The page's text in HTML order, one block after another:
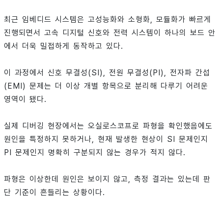
최근 임베디드 시스템은 고성능화와 소형화, 모듈화가 빠르게
진행되면서 고속 디지털 신호와 전력 시스템이 하나의 보드 안
에서 더욱 밀접하게 동작하고 있다.
이 과정에서 신호 무결성(SI), 전원 무결성(PI), 전자파 간섭
(EMI) 문제는 더 이상 개별 항목으로 분리해 다루기 어려운
영역이 됐다.
실제 디버깅 현장에서는 오실로스코프로 파형을 확인했음에도
원인을 특정하지 못하거나, 현재 발생한 현상이 SI 문제인지
PI 문제인지 명확히 구분되지 않는 경우가 적지 않다.
파형은 이상한데 원인은 보이지 않고, 측정 결과는 있는데 판
단 기준이 흔들리는 상황이다.